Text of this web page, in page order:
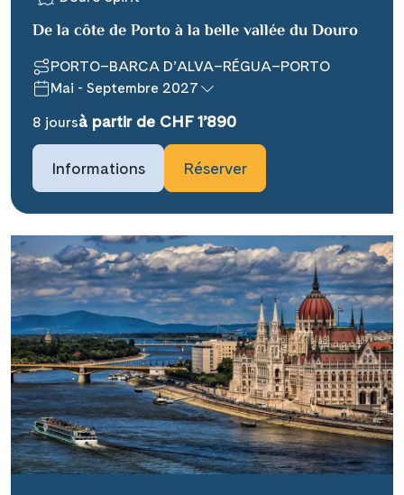
Teile diese Reise
### headline_default does not exist in
object type Ausflug ###
Facebook
Messenger
X
WhatsApp
### beschreibung_headline_default
does not exist in object type Ausflug
###
De la côte de Porto à la belle vallée du Douro
PORTO–BARCA D’ALVA–RÉGUA–PORTO
Mai - Septembre 2027
8 joursà partir de CHF 1’890
Informations Réserver